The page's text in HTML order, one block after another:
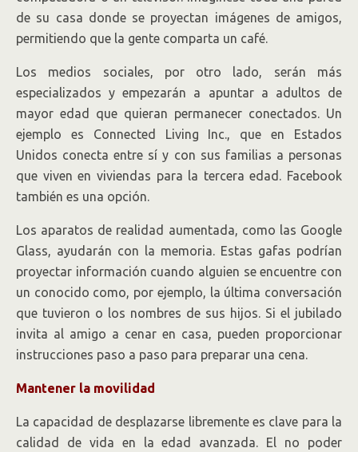
de su casa donde se proyectan imágenes de amigos,
permitiendo que la gente comparta un café.
Los medios sociales, por otro lado, serán más
especializados y empezarán a apuntar a adultos de
mayor edad que quieran permanecer conectados. Un
ejemplo es Connected Living Inc., que en Estados
Unidos conecta entre sí y con sus familias a personas
que viven en viviendas para la tercera edad. Facebook
también es una opción.
Los aparatos de realidad aumentada, como las Google
Glass, ayudarán con la memoria. Estas gafas podrían
proyectar información cuando alguien se encuentre con
un conocido como, por ejemplo, la última conversación
que tuvieron o los nombres de sus hijos. Si el jubilado
invita al amigo a cenar en casa, pueden proporcionar
instrucciones paso a paso para preparar una cena.
Mantener la movilidad
La capacidad de desplazarse libremente es clave para la
calidad de vida en la edad avanzada. El no poder